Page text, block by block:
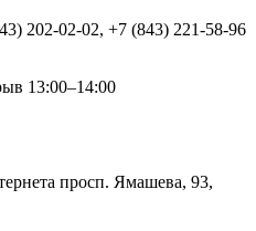
202-02-02, +7 (843) 221-58-96
13:00–14:00
просп. Ямашева, 93,